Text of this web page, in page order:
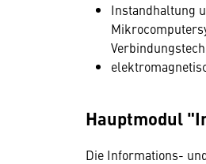
Instandhaltung
Hauptmodul
Die Informations-